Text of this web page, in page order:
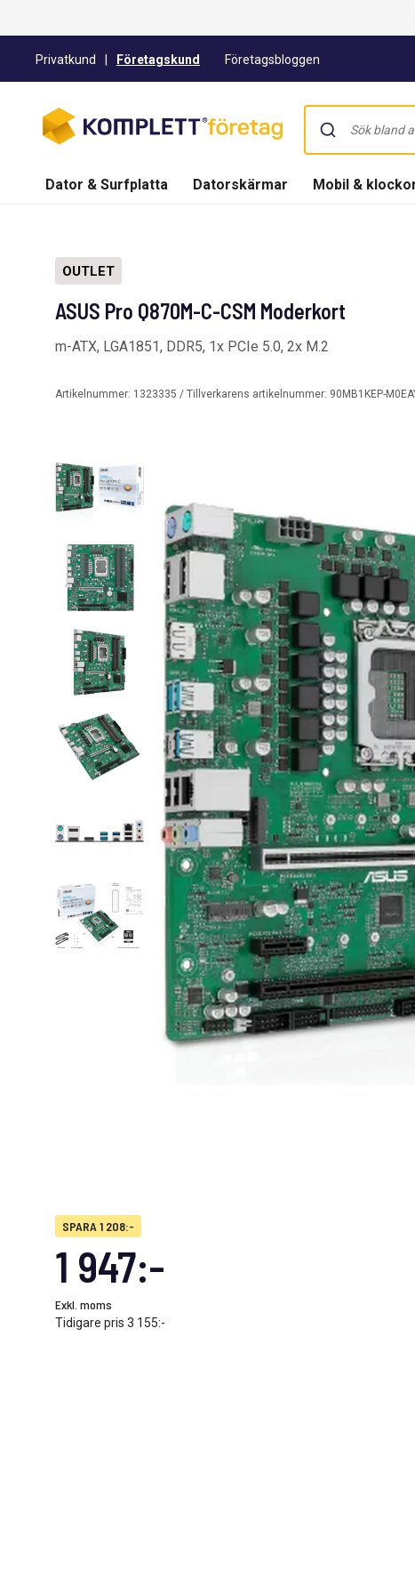
Privatkund Företagskund Företagsbloggen
Dator & Surfplatta Datorskärmar Mobil &
OUTLET
ASUS Pro Q870M-C-CSM Moderkort
m-ATX, LGA1851, DDR5, 1x PCIe 5.0, 2x M.2
Artikelnummer: 1323335 / Tillverkarens artikelnummer: 90MB1KEP-
SPARA 1 208:-
1 947:-
Exkl. moms
Tidigare pris 3 155:-